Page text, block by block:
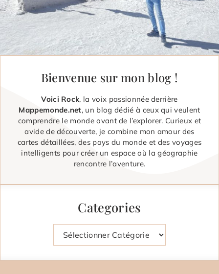
Bienvenue sur mon blog !
Voici Rock, la voix passionnée derrière
Mappemonde.net, un blog dédié à ceux qui veulent
comprendre le monde avant de l’explorer. Curieux et
avide de découverte, je combine mon amour des
cartes détaillées, des pays du monde et des voyages
intelligents pour créer un espace où la géographie
rencontre l’aventure.
Categories